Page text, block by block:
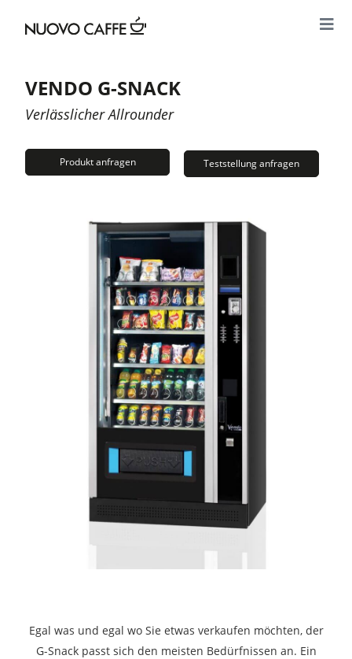
VENDO G-SNACK
Verlässlicher Allrounder
Produkt anfragen Teststellung anfragen
Egal was und egal wo Sie etwas verkaufen möchten, der
G-Snack passt sich den meisten Bedürfnissen an. Ein